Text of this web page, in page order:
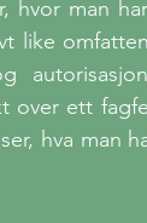
hvor man
like
over ett
hva man